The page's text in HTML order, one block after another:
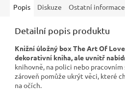
Popis Diskuze Ostatní informace
Detailní popis produktu
Knižní úložný box The Art Of
dekorativní kniha, ale uvnitř
knihovně, na polici nebo
zároveň pomůže ukrýt věci, které
na očích.